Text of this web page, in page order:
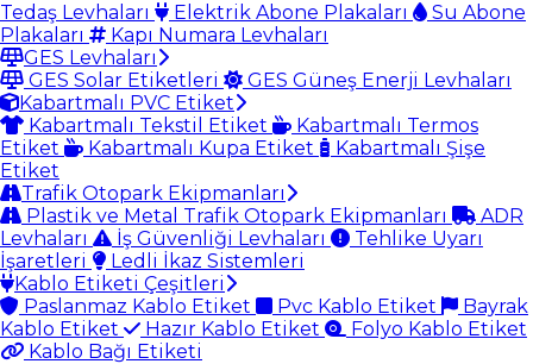
Tedaş Levhaları
Elektrik Abone Plakaları
Su Abone
Plakaları
Kapı Numara Levhaları
GES Levhaları
GES Solar Etiketleri
GES Güneş Enerji Levhaları
Kabartmalı PVC Etiket
Kabartmalı Tekstil Etiket
Kabartmalı Termos
Etiket
Kabartmalı Kupa Etiket
Kabartmalı Şişe
Etiket
Trafik Otopark Ekipmanları
Plastik ve Metal Trafik Otopark Ekipmanları
ADR
Levhaları
İş Güvenliği Levhaları
Tehlike Uyarı
İşaretleri
Ledli İkaz Sistemleri
Kablo Etiketi Çeşitleri
Paslanmaz Kablo Etiket
Pvc Kablo Etiket
Bayrak
Kablo Etiket
Hazır Kablo Etiket
Folyo Kablo Etiket
Kablo Bağı Etiketi